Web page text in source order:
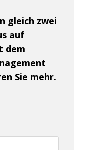
gleich zwei
auf
dem
Sie mehr.